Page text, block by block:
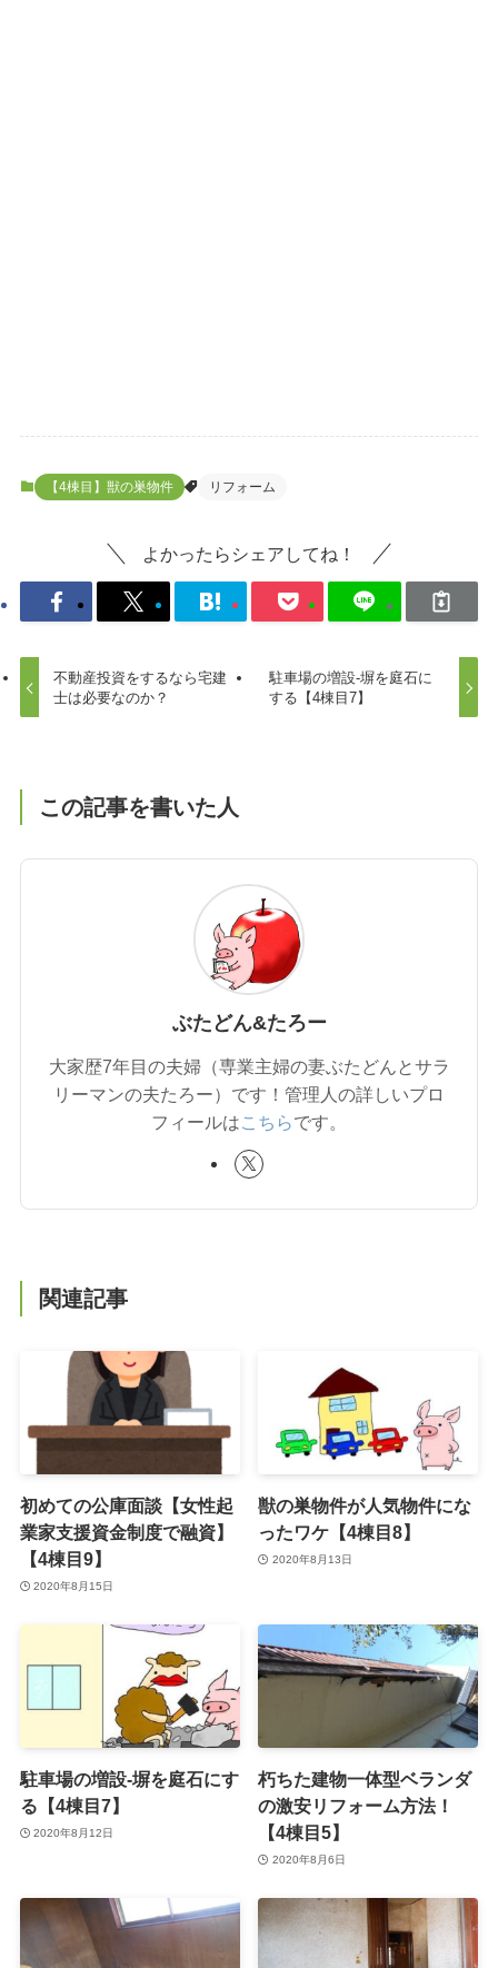
【4棟目】獣の巣物件 リフォーム
よかったらシェアしてね！
不動産投資をするなら宅建
士は必要なのか？
駐車場の増設-塀を庭石に
する【4棟目7】
この記事を書いた人
ぶたどん&たろー
大家歴7年目の夫婦（専業主婦の妻ぶたどんとサラ
リーマンの夫たろー）です！管理人の詳しいプロ
フィールはこちらです。
関連記事
初めての公庫面談【女性起
業家支援資金制度で融資】
【4棟目9】
2020年8月15日
獣の巣物件が人気物件にな
ったワケ【4棟目8】
2020年8月13日
駐車場の増設-塀を庭石にす
る【4棟目7】
2020年8月12日
朽ちた建物一体型ベランダ
の激安リフォーム方法！
【4棟目5】
2020年8月6日